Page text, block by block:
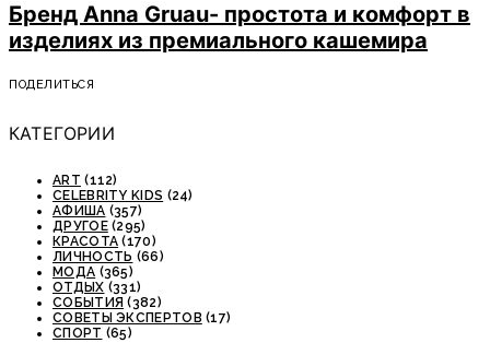
Бренд Anna Gruau- простота и комфорт в
изделиях из премиального кашемира
ПОДЕЛИТЬСЯ
КАТЕГОРИИ
ART (112)
CELEBRITY KIDS (24)
АФИША (357)
ДРУГОЕ(295)
КРАСОТА (170)
ЛИЧНОСТЬ (66)
МОДА (365)
ОТДЫХ (331)
СОБЫТИЯ (382)
СОВЕТЫ ЭКСПЕРТОВ (17)
СПОРТ (65)